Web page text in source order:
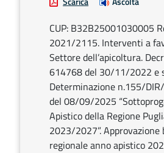
CUP: B32B25001030005
2021/2115. Interventi a
Settore dell’apicoltura.
614768 del 30/11/2022 e
Determinazione n.155/
del 08/09/2025
Apistico della Regione
2023/2027”. Approvazione
regionale anno apistico